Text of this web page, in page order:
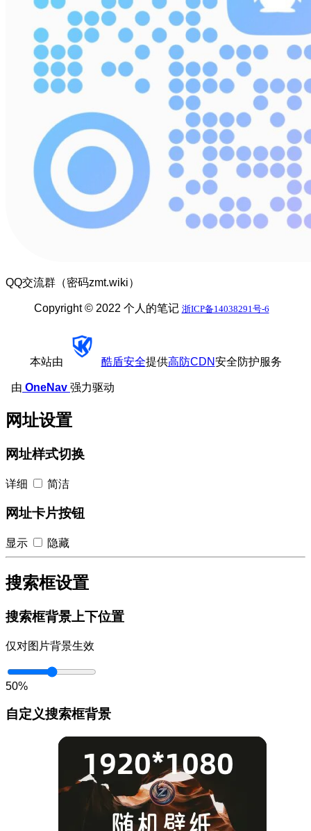
QQ交流群（密码zmt.wiki）
Copyright © 2022 个人的笔记 浙ICP备14038291号-6
本站由 酷盾安全提供高防CDN安全防护服务
由 OneNav 强力驱动
网址设置
网址样式切换
详细 简洁
网址卡片按钮
显示 隐藏
搜索框设置
搜索框背景上下位置
仅对图片背景生效
50%
自定义搜索框背景